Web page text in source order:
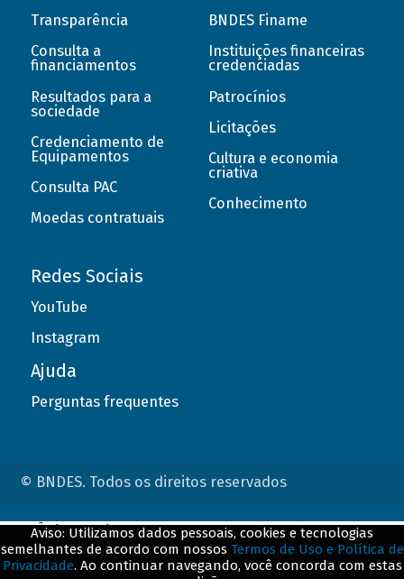
Transparência
Consulta a
financiamentos
Resultados para a
sociedade
Credenciamento de
Equipamentos
Consulta PAC
Moedas contratuais
BNDES Finame
Instituições financeiras
credenciadas
Patrocínios
Licitações
Cultura e economia
criativa
Conhecimento
Redes Sociais
YouTube
Instagram
Ajuda
Perguntas frequentes
© BNDES. Todos os direitos reservados
Aviso: Utilizamos dados pessoais, cookies e tecnologias
semelhantes de acordo com nossos Termos de Uso e Política de
Privacidade. Ao continuar navegando, você concorda com estas
ConteÃºdo complementar
${title}${badge}